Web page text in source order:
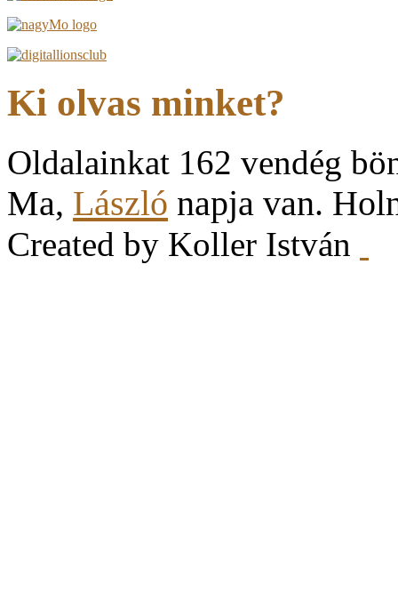
Ki olvas minket?
Oldalainkat 162 vendég
Ma, László napja van.
Created by Koller István